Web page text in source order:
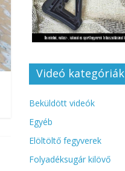
Videó kategóriák
Beküldött videók
Egyéb
Elöltöltő fegyverek
Folyadéksugár kilövő